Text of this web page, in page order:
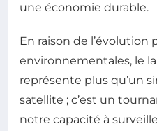
une économie durable.
En raison de
environnementales, le
représente plus qu’un
satellite ; c’est un
notre capacité à